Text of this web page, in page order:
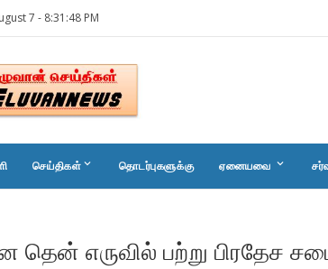
7 - 8:31:48 PM
செய்திகள் keyboard_arrow_down தொடர்புகளுக்கு ஏனையவை keyboard_arrow_down
எருவில் பற்று பிரதேச